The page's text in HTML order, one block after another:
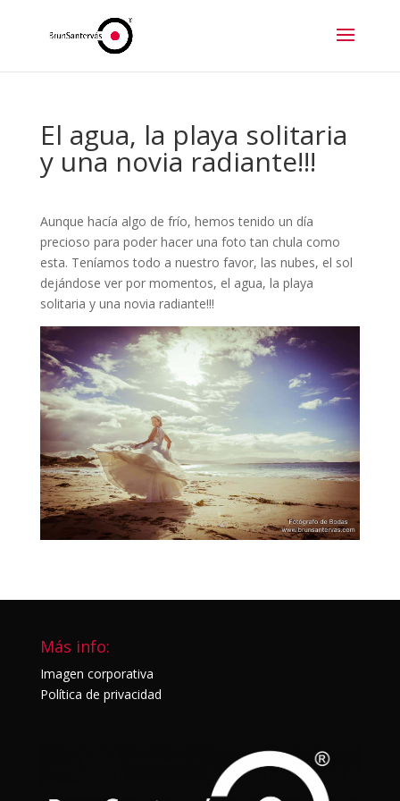
El agua, la playa solitaria
y una novia radiante!!!
Aunque hacía algo de frío, hemos tenido un día
precioso para poder hacer una foto tan chula como
esta. Teníamos todo a nuestro favor, las nubes, el sol
dejándose ver por momentos, el agua, la playa
solitaria y una novia radiante!!!
Más info:
Imagen corporativa
Política de privacidad